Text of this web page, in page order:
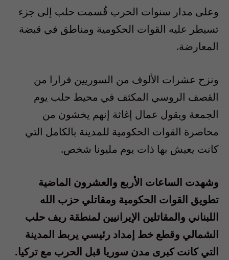
وعلى مدار سنوات الحرب قُسمت حلب إلى جزء
تسيطر عليه القوات الحكومية ومناطق في قبضة
المعارضة.
ونزح عشرات الألوف من السوريين فرارا من
القصف الروسي المكثف في محيط حلب يوم
الجمعة ويقول عمال إغاثة إنهم يخشون من
محاصرة القوات الحكومية للمدينة بالكامل التي
كانت يعيش بها ذات يوم مليونا شخص.
وشهدت الساعات الأربع والعشرون الماضية
تطويق القوات الحكومية ومقاتلي حزب الله
اللبناني والمقاتلين الإيرانيين لمنطقة ريف حلب
الشمالي وقطع خط إمداد رئيسي يربط المدينة
التي كانت كبرى مدن سوريا قبل الحرب مع تركيا.